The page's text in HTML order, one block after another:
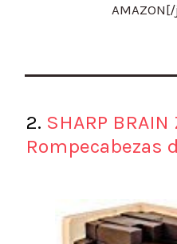
2. ​SHARP BRAIN
Rompecabezas